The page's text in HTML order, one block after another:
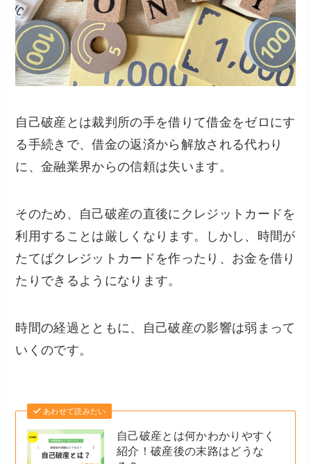
自己破産とは裁判所の手を借りて借金をゼロにす
る手続きで、借金の返済から解放される代わり
に、金融業界からの信頼は失います。
そのため、自己破産の直後にクレジットカードを
利用することは厳しくなります。しかし、時間が
たてばクレジットカードを作ったり、お金を借り
たりできるようになります。
時間の経過とともに、自己破産の影響は弱まって
いくのです。
あわせて読みたい
自己破産とは何かわかりやすく
紹介！破産後の末路はどうな